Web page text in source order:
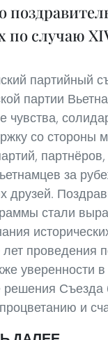
по случаю
партийный
партии
чувства,
со стороны
за
друзей.
стали
проведения
уверенности в
решения Съезда
и